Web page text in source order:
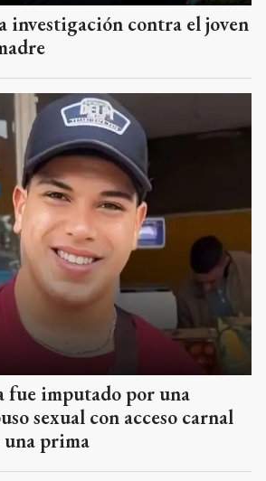
investigación contra el joven
fue imputado por una
sexual con acceso carnal
una prima